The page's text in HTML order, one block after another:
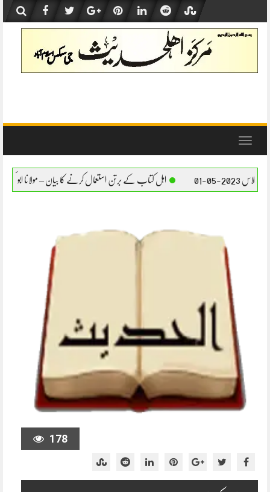
content
Toggle
اہل کتاب کے برتن استعمال کرنے کا بیان – مولانا ابو بکر صدیق حفظہ اللہ
178